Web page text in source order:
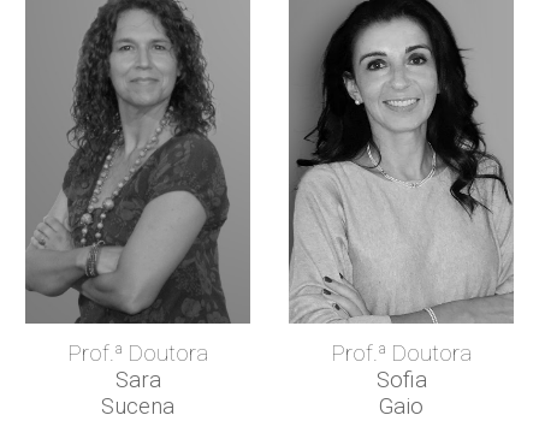
Prof.ª Doutora
Sara
Sucena
Prof.ª Doutora
Sofia
Gaio